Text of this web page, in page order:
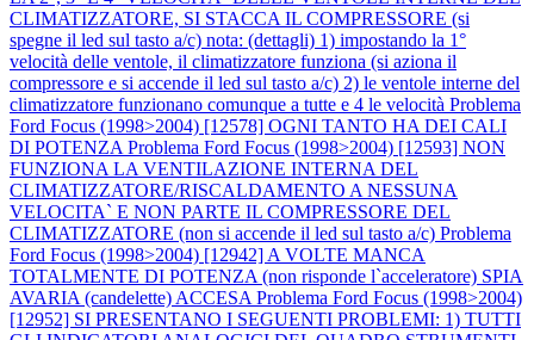
CLIMATIZZATORE, SI STACCA IL COMPRESSORE (si
spegne il led sul tasto a/c) nota: (dettagli) 1) impostando la 1°
velocità delle ventole, il climatizzatore funziona (si aziona il
compressore e si accende il led sul tasto a/c) 2) le ventole interne del
climatizzatore funzionano comunque a tutte e 4 le velocità Problema
Ford Focus (1998>2004) [12578] OGNI TANTO HA DEI CALI
DI POTENZA Problema Ford Focus (1998>2004) [12593] NON
FUNZIONA LA VENTILAZIONE INTERNA DEL
CLIMATIZZATORE/RISCALDAMENTO A NESSUNA
VELOCITA` E NON PARTE IL COMPRESSORE DEL
CLIMATIZZATORE (non si accende il led sul tasto a/c) Problema
Ford Focus (1998>2004) [12942] A VOLTE MANCA
TOTALMENTE DI POTENZA (non risponde l`acceleratore) SPIA
AVARIA (candelette) ACCESA Problema Ford Focus (1998>2004)
[12952] SI PRESENTANO I SEGUENTI PROBLEMI: 1) TUTTI